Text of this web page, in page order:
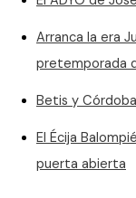
Arranca la era
pretemporada
Betis y
El Écija
puerta abierta